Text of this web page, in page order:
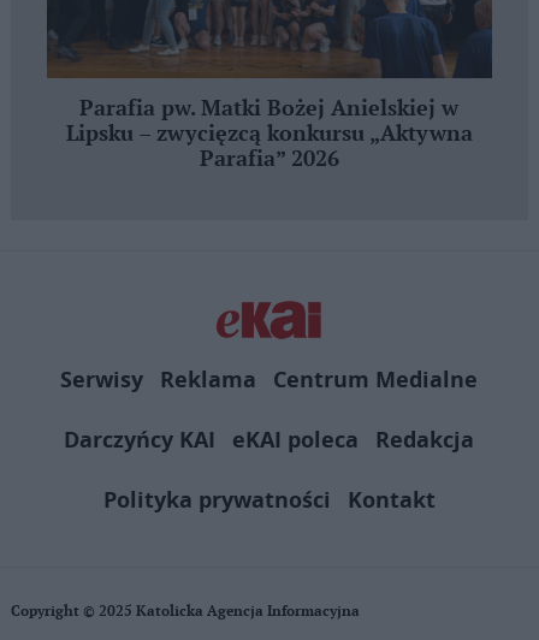
Parafia pw. Matki Bożej Anielskiej w
Lipsku – zwycięzcą konkursu „Aktywna
Parafia” 2026
Serwisy Reklama
Centrum Medialne
Darczyńcy KAI
eKAI poleca
Redakcja
Polityka prywatności
Kontakt
Copyright © 2025 Katolicka Agencja Informacyjna